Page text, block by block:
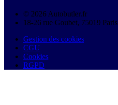
© 2026 Autobutler.fr
18-26 rue Goubet, 75019 Paris
Gestion des cookies
CGU
Cookies
RGPD